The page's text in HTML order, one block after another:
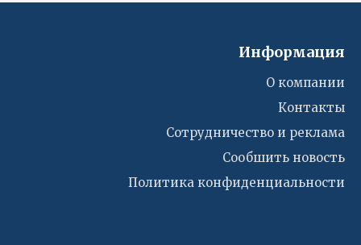
Информация
О компании
Контакты
Сотрудничество и реклама
Сообшить новость
Политика конфиденциальности